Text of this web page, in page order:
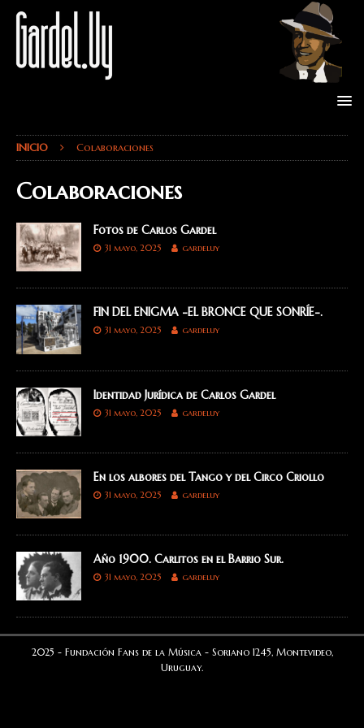
INICIO Colaboraciones
Colaboraciones
Fotos de Carlos Gardel
31 mayo, 2025 gardeluy
FIN DEL ENIGMA -EL BRONCE QUE SONRÍE-.
31 mayo, 2025 gardeluy
Identidad Jurídica de Carlos Gardel
31 mayo, 2025 gardeluy
En los albores del Tango y del Circo Criollo
31 mayo, 2025 gardeluy
Año 1900. Carlitos en el Barrio Sur.
31 mayo, 2025 gardeluy
2025 - Fundación Fans de la Música - Soriano 1245, Montevideo,
Uruguay.